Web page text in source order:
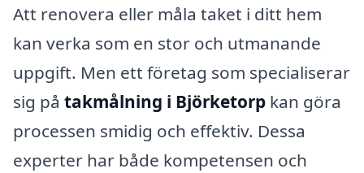
Att renovera eller måla taket i ditt hem
kan verka som en stor och utmanande
uppgift. Men ett företag som specialiserar
sig på takmålning i Björketorp kan göra
processen smidig och effektiv. Dessa
experter har både kompetensen och